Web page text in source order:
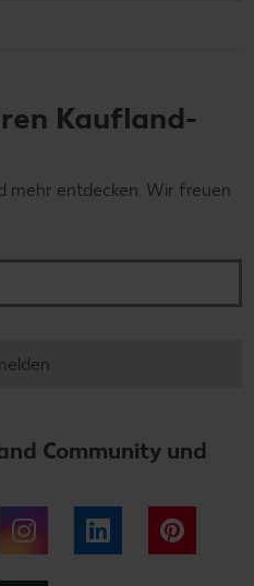
Kaufland-
mehr entdecken. Wir freuen
Community und
Instagram LinkedIn